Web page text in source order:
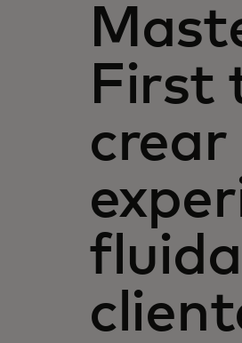
First
crear